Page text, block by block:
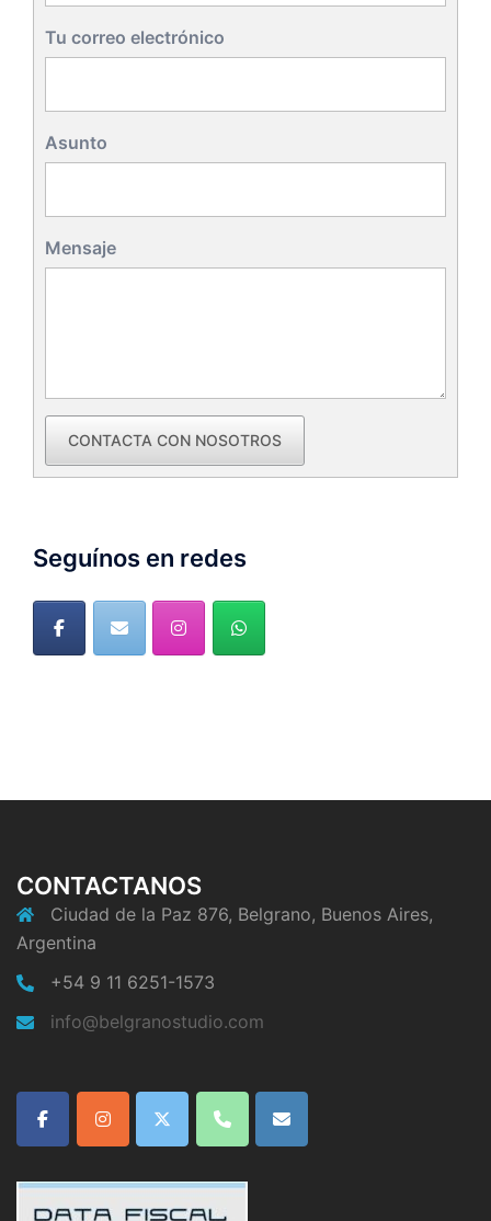
Tu correo electrónico
Asunto
Mensaje
CONTACTA CON NOSOTROS
Seguínos en redes
CONTACTANOS
Ciudad de la Paz 876, Belgrano, Buenos Aires,
Argentina
+54 9 11 6251-1573
info@belgranostudio.com